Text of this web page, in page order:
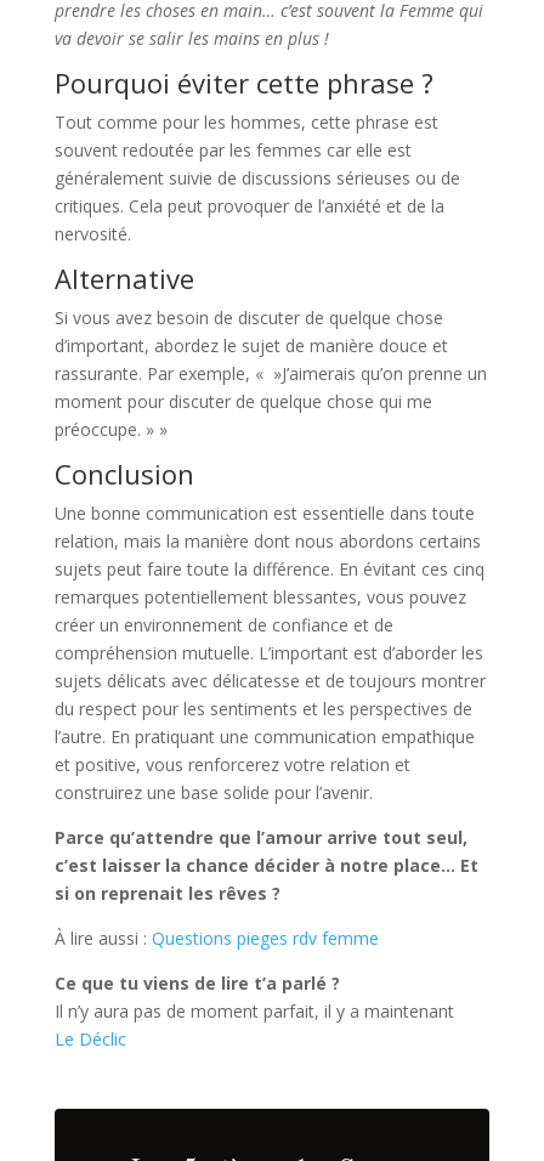
prendre les choses en main… c’est souvent la Femme qui
va devoir se salir les mains en plus !
Pourquoi éviter cette phrase ?
Tout comme pour les hommes, cette phrase est
souvent redoutée par les femmes car elle est
généralement suivie de discussions sérieuses ou de
critiques. Cela peut provoquer de l’anxiété et de la
nervosité.
Alternative
Si vous avez besoin de discuter de quelque chose
d’important, abordez le sujet de manière douce et
rassurante. Par exemple, « »J’aimerais qu’on prenne un
moment pour discuter de quelque chose qui me
préoccupe. » »
Conclusion
Une bonne communication est essentielle dans toute
relation, mais la manière dont nous abordons certains
sujets peut faire toute la différence. En évitant ces cinq
remarques potentiellement blessantes, vous pouvez
créer un environnement de confiance et de
compréhension mutuelle. L’important est d’aborder les
sujets délicats avec délicatesse et de toujours montrer
du respect pour les sentiments et les perspectives de
l’autre. En pratiquant une communication empathique
et positive, vous renforcerez votre relation et
construirez une base solide pour l’avenir.
Parce qu’attendre que l’amour arrive tout seul,
c’est laisser la chance décider à notre place… Et
si on reprenait les rêves ?
À lire aussi : Questions pieges rdv femme
Ce que tu viens de lire t’a parlé ?
Il n’y aura pas de moment parfait, il y a maintenant
Le Déclic